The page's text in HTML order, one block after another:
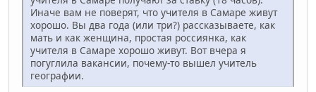
Иначе вам не поверят, что учителя в Самаре живут
хорошо. Вы два года (или три?) рассказываете, как
мать и как женщина, простая россиянка, как
учителя в Самаре хорошо живут. Вот вчера я
погуглила вакансии, почему-то вышел учитель
географии.